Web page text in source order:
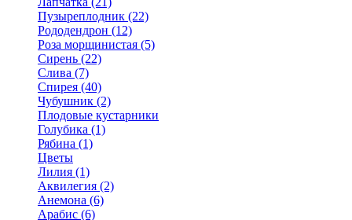
Пузыреплодник (22)
Рододендрон (12)
Роза морщинистая (5)
Сирень (22)
Слива (7)
Спирея (40)
Чубушник (2)
Плодовые кустарники
Голубика (1)
Рябина (1)
Цветы
Лилия (1)
Аквилегия (2)
Анемона (6)
Арабис (6)